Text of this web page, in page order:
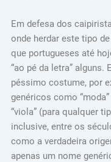
Em defesa dos
onde herdar este tipo
que portugueses até
“ao pé da letra”
péssimo costume, por
genéricos como
“viola” (para qualquer
inclusive, entre os
como a verdadeira
apenas um nome